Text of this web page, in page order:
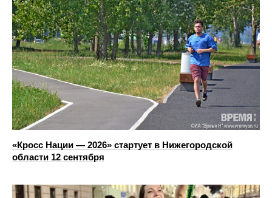
«Кросс Нации — 2026» стартует в Нижегородской
области 12 сентября